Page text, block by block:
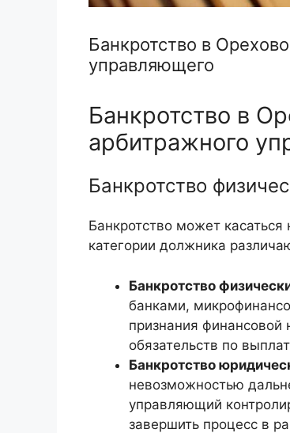
Банкротство в
управляющего
Банкротство в
арбитражного
Банкротство
Банкротство может касаться
категории должника
Банкротство
банками,
признания финансовой
обязательств по
Банкротство
невозможностью
управляющий
завершить процесс в